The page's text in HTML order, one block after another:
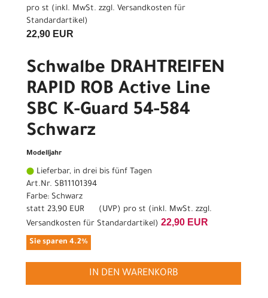
pro st (inkl. MwSt. zzgl. Versandkosten für
Standardartikel)
22,90 EUR
Schwalbe DRAHTREIFEN
RAPID ROB Active Line
SBC K-Guard 54-584
Schwarz
Modelljahr
Lieferbar, in drei bis fünf Tagen
Art.Nr. SB11101394
Farbe: Schwarz
statt 23,90 EUR ( UVP) pro st (inkl. MwSt. zzgl.
Versandkosten für Standardartikel) 22,90 EUR
Sie sparen 4.2%
IN DEN WARENKORB